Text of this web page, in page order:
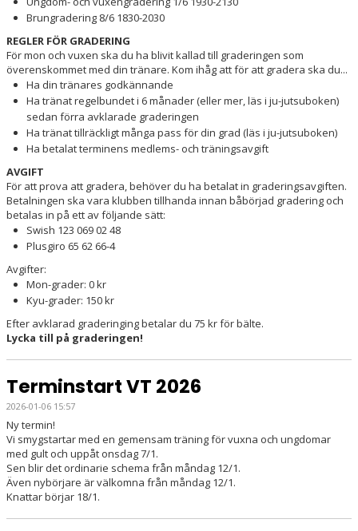
Brungradering 8/6 1830-2030
REGLER FÖR GRADERING
För mon och vuxen ska du ha blivit kallad till graderingen som
överenskommet med din tränare. Kom ihåg att för att gradera ska du...
Ha din tränares godkännande
Ha tränat regelbundet i 6 månader (eller mer, läs i ju-jutsuboken)
sedan förra avklarade graderingen
Ha tränat tillräckligt många pass för din grad (läs i ju-jutsuboken)
Ha betalat terminens medlems- och träningsavgift
AVGIFT
För att prova att gradera, behöver du ha betalat in graderingsavgiften.
Betalningen ska vara klubben tillhanda innan båbörjad gradering och
betalas in på ett av följande sätt:
Swish 123 069 02 48
Plusgiro 65 62 66-4
Avgifter:
Mon-grader: 0 kr
Kyu-grader: 150 kr
Efter avklarad graderinging betalar du 75 kr för bälte.
Lycka till på graderingen!
Terminstart VT 2026
2026-01-06 15:57
Ny termin!
Vi smygstartar med en gemensam träning för vuxna och ungdomar
med gult och uppåt onsdag 7/1.
Sen blir det ordinarie schema från måndag 12/1.
Även nybörjare är välkomna från måndag 12/1.
Knattar börjar 18/1.